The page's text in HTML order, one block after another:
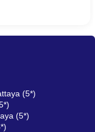
(5*)
(5*)